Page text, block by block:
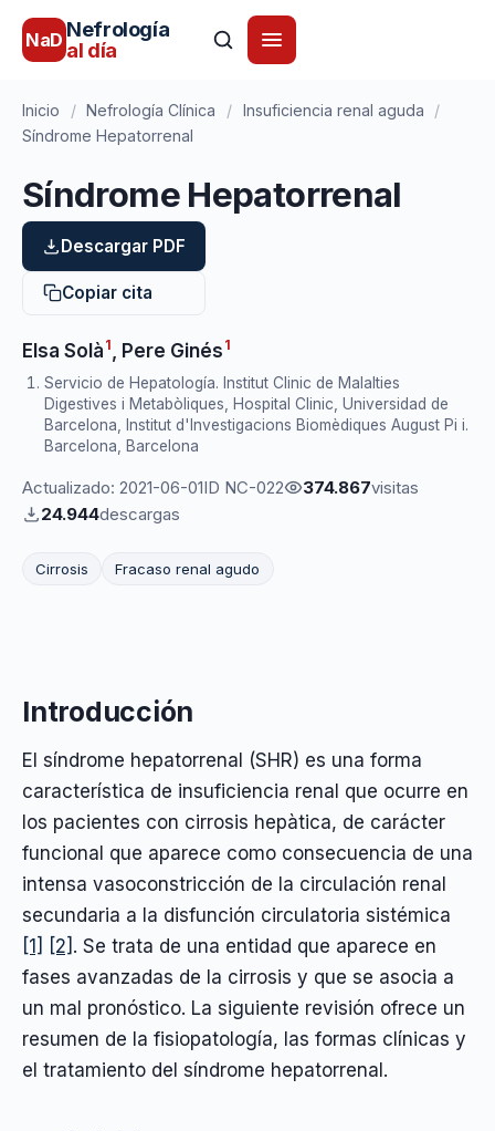
NaD Nefrología
al día
Inicio / Nefrología Clínica / Insuficiencia renal aguda
/
Síndrome Hepatorrenal
Síndrome Hepatorrenal
Descargar PDF
Copiar cita
Elsa Solà 1 Pere Ginés 1
Servicio de Hepatología. Institut Clinic de Malalties
Digestives i Metabòliques, Hospital Clinic, Universidad de
Barcelona, Institut d'Investigacions Biomèdiques August Pi i.
Barcelona, Barcelona
Actualizado: 2021-06-01ID NC-022 374.867visitas
24.944descargas
Cirrosis Fracaso renal agudo
Introducción
El síndrome hepatorrenal (SHR) es una forma
característica de insuficiencia renal que ocurre en
los pacientes con cirrosis hepàtica, de carácter
funcional que aparece como consecuencia de una
intensa vasoconstricción de la circulación renal
secundaria a la disfunción circulatoria sistémica
[1] [2] . Se trata de una entidad que aparece en
fases avanzadas de la cirrosis y que se asocia a
un mal pronóstico. La siguiente revisión ofrece un
resumen de la fisiopatología, las formas clínicas y
el tratamiento del síndrome hepatorrenal.